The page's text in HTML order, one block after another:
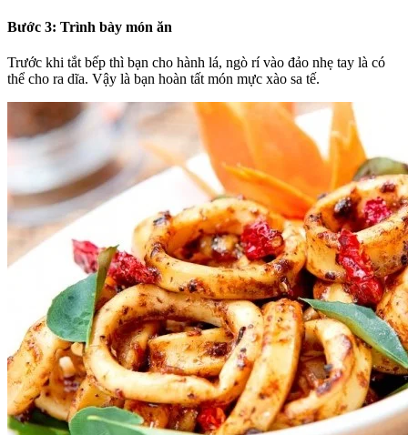
Bước 3: Trình bày món ăn
Trước khi tắt bếp thì bạn cho hành lá, ngò rí vào đảo nhẹ tay là có
thể cho ra dĩa. Vậy là bạn hoàn tất món mực xào sa tế.